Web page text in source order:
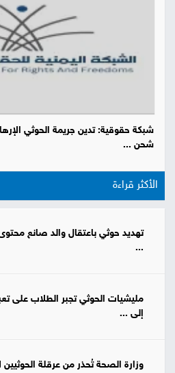
شبكة حقوقية: تدين جريمة الحوثي
شحن ...
الأكثر قراءة
تهديد حوثي باعتقال والد صانع
...
مليشيات الحوثي تجبر الطلاب على
إلى ...
وزارة الصحة تُحذر من عرقلة